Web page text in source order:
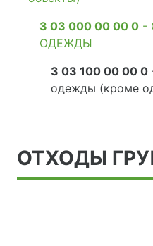
3 03 000 00 00 0 -
ОДЕЖДЫ
3 03 100 00 00 0
одежды (кроме
ОТХОДЫ